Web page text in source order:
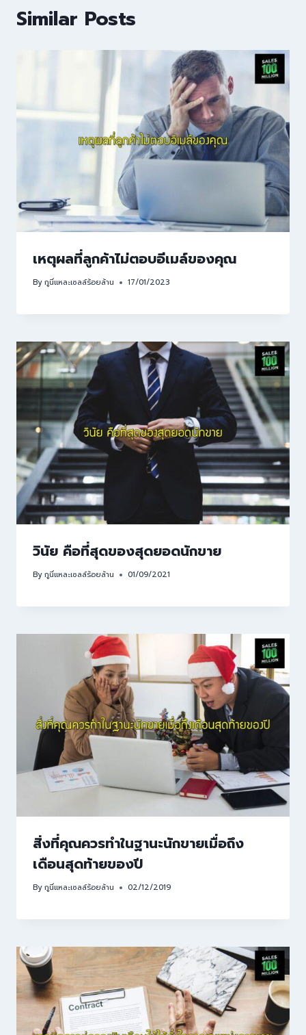
Similar Posts
เหตุผลที่ลูกค้าไม่ตอบอีเมล์ของคุณ
Byกูนี่แหละเซลล์ร้อยล้าน 17/01/2023
วินัย คือที่สุดของสุดยอดนักขาย
Byกูนี่แหละเซลล์ร้อยล้าน 01/09/2021
สิ่งที่คุณควรทำในฐานะนักขายเมื่อถึง
เดือนสุดท้ายของปี
Byกูนี่แหละเซลล์ร้อยล้าน 02/12/2019